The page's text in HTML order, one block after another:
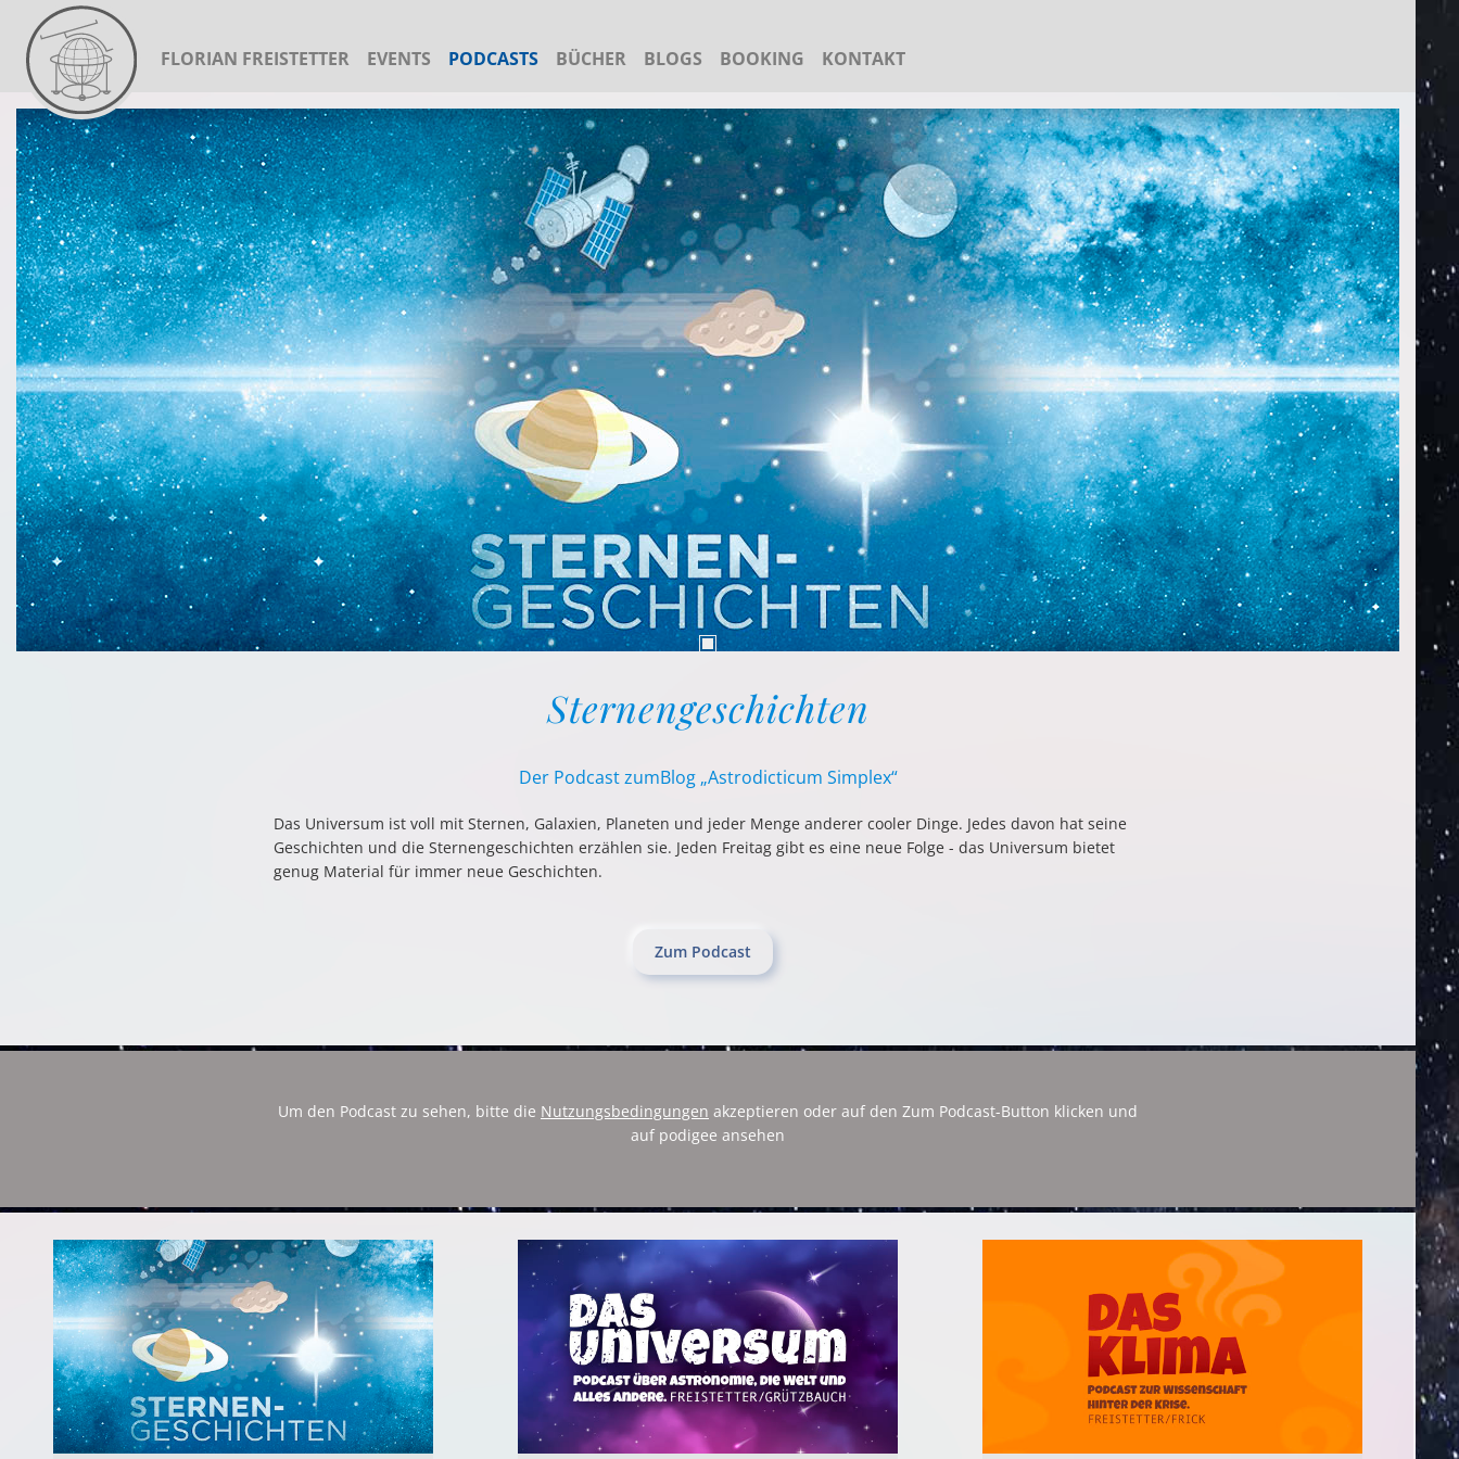
FLORIAN FREISTETTER EVENTS PODCASTS BÜCHER BLOGS BOOKING KONTAKT
Sternengeschichten
Der Podcast zumBlog „Astrodicticum Simplex“
Das Universum ist voll mit Sternen, Galaxien, Planeten und jeder Menge anderer cooler Dinge. Jedes davon hat seine
Geschichten und die Sternengeschichten erzählen sie. Jeden Freitag gibt es eine neue Folge - das Universum bietet
genug Material für immer neue Geschichten.
Zum Podcast
Um den Podcast zu sehen, bitte die Nutzungsbedingungen akzeptieren oder auf den Zum Podcast-Button klicken und
auf podigee ansehen